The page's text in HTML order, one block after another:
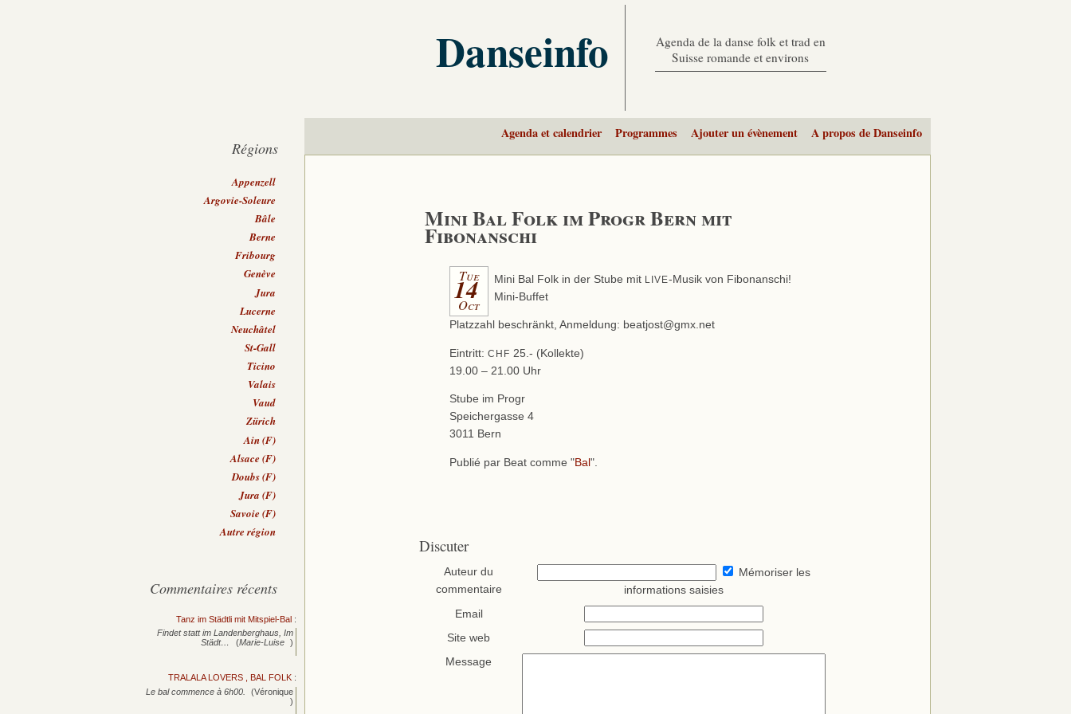
Danseinfo
Agenda de la danse folk et trad en
Suisse romande et environs
Agenda et calendrier Programmes Ajouter un évènement A propos de Danseinfo
Mini Bal Folk im Progr Bern mit
Fibonanschi
Tue
14
Oct
Mini Bal Folk in der Stube mit LIVE-Musik von Fibonanschi!
Mini-Buffet
Platzzahl beschränkt, Anmeldung: beatjost@gmx.net
Eintritt: CHF 25.- (Kollekte)
19.00 – 21.00 Uhr
Stube im Progr
Speichergasse 4
3011 Bern
Publié par Beat comme "Bal ".
Discuter
Auteur du
commentaire
Mémoriser les
informations saisies
Email
Site web
Message
Régions
Appenzell
Argovie-Soleure
Bâle
Berne
Fribourg
Genève
Jura
Lucerne
Neuchâtel
St-Gall
Ticino
Valais
Vaud
Zürich
Ain (F)
Alsace (F)
Doubs (F)
Jura (F)
Savoie (F)
Autre région
Commentaires récents
Tanz im Städtli mit Mitspiel-Bal :
Findet statt im Landenberghaus, Im
Städt…
(Marie-Luise )
TRALALA LOVERS , BAL FOLK :
Le bal commence à 6h00.
(Véronique
)